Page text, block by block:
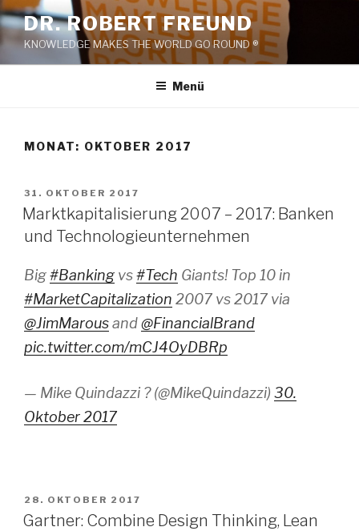
Zum
Inhalt
springen
DR. ROBERT FREUND
KNOWLEDGE MAKES THE WORLD GO ROUND ®
Menü
MONAT: OKTOBER 2017
VERÖFFENTLICHT
AM
31. OKTOBER 2017
Marktkapitalisierung 2007 – 2017: Banken
und Technologieunternehmen
Big#Banking vs#Tech Giants! Top 10 in
#MarketCapitalization 2007 vs 2017 via
@JimMarousand@FinancialBrand
pic.twitter.com/mCJ4OyDBRp
— Mike Quindazzi ? (@MikeQuindazzi) 30.
Oktober 2017
VERÖFFENTLICHT
AM
28. OKTOBER 2017
Gartner: Combine Design Thinking, Lean